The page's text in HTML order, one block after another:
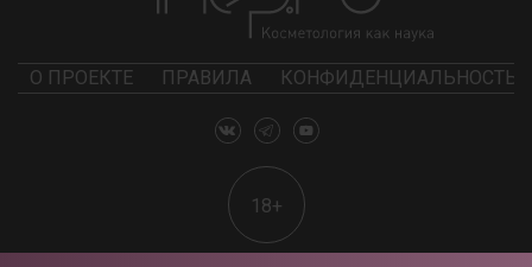
О ПРОЕКТЕ ПРАВИЛА КОНФИДЕНЦИАЛЬНОСТЬ
18+